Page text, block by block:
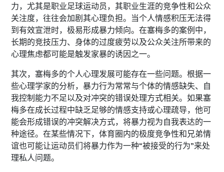
力，尤其是职业足球运动员，其职业生涯的竞争性和公众
关注度，往往会加剧其心理负担。当个人情感积压无法得
到有效宣泄时，极易形成暴力倾向。在塞梅多的案例中，
长期的竞技压力、身体的过度疲劳以及公众关注所带来的
心理焦虑都可能是触发家暴的诱因之一。
其次，塞梅多的个人心理发展可能存在一些问题。根据一
些心理学家的分析，暴力行为常常与个体的情感缺失、自
我控制能力不足以及对冲突的错误处理方式相关。如果塞
梅多在成长过程中缺乏足够的情感支持或心理疏导，他可
能会形成错误的冲突解决方式，将暴力视为自我表达的一
种途径。在某些情况下，体育圈内的极度竞争性和兄弟情
谊也可能让运动员们将暴力作为一种“被接受的行为”来处
理私人问题。